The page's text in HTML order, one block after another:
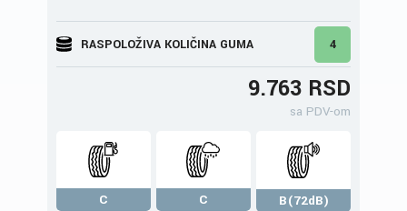
RASPOLOŽIVA KOLIČINA GUMA 4
9.763 RSD
sa PDV-om
C C
B(72dB)